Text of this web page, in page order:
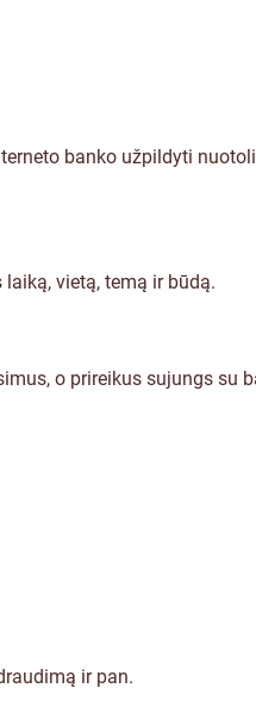
banko užpildyti
vietą, temą ir būdą.
o prireikus sujungs su
ir pan.